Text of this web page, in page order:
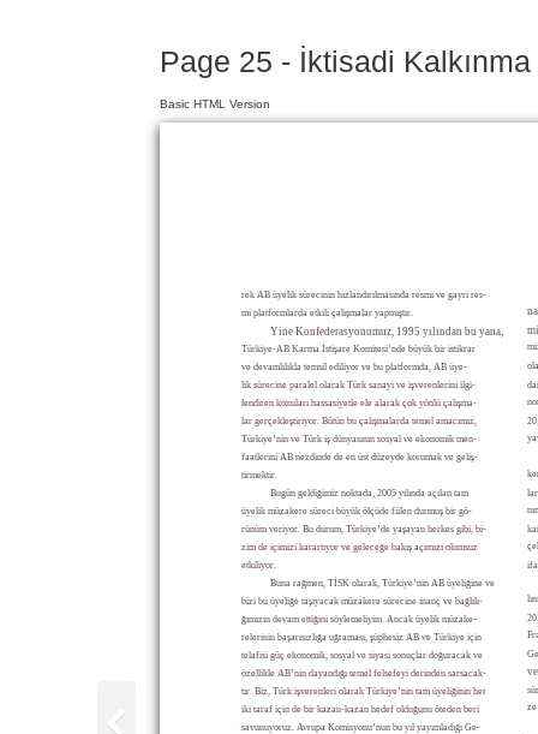
Page 25 - İktisadi
Basic HTML Version
rek AB üyelik sürecinin hızlandırılmasında resmi ve gayri res-
mi platformlarda etkili çalışmalar yapmıştır.
Yine Konfederasyonumuz, 1995 yılından bu yana,
Türkiye-AB Karma İstişare Komitesi’nde büyük bir istikrar
ve devamlılıkla temsil ediliyor ve bu platformda, AB üye-
lik sürecine paralel olarak Türk sanayi ve işverenlerini ilgi-
lendiren konuları hassasiyetle ele alarak çok yönlü çalışma-
lar gerçekleştiriyor. Bütün bu çalışmalarda temel amacımız,
Türkiye’nin ve Türk iş dünyasının sosyal ve ekonomik men-
faatlerini AB nezdinde de en üst düzeyde korumak ve geliş-
tirmektir.
Bugün geldiğimiz noktada, 2005 yılında açılan tam
üyelik müzakere süreci büyük ölçüde fiilen durmuş bir gö-
rünüm veriyor. Bu durum, Türkiye’de yaşayan herkes gibi, bi-
zim de içimizi karartıyor ve geleceğe bakış açımızı olumsuz
etkiliyor.
Buna rağmen, TİSK olarak, Türkiye’nin AB üyeliğine ve
bizi bu üyeliğe taşıyacak müzakere sürecine inanç ve bağlılı-
ğımızın devam ettiğini söylemeliyim. Ancak üyelik müzake-
relerinin başarısızlığa uğraması, şüphesiz AB ve Türkiye için
telafisi güç ekonomik, sosyal ve siyasi sonuçlar doğuracak ve
özellikle AB’nin dayandığı temel felsefeyi derinden sarsacak-
tır. Biz, Türk işverenleri olarak Türkiye’nin tam üyeliğinin her
iki taraf için de bir kazan-kazan hedef olduğunu öteden beri
savunuyoruz. Avrupa Komisyonu’nun bu yıl yayımladığı Ge-
ze